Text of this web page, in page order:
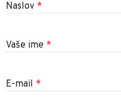
Naslov *
Vaše ime *
E-mail *